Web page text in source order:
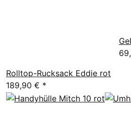
Rolltop-Rucksack Eddie rot
189,90 € *